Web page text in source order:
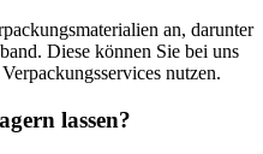
an, darunter
Diese können Sie bei uns
nutzen.
lassen?